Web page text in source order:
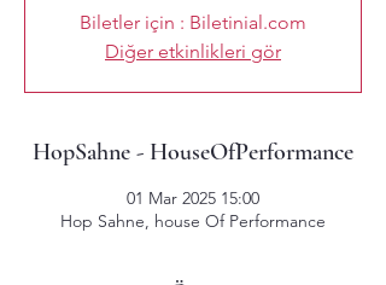
Biletler için : Biletinial.com
Diğer etkinlikleri gör
HopSahne - HouseOfPerformance
01 Mar 2025 15:00
Hop Sahne, house Of Performance